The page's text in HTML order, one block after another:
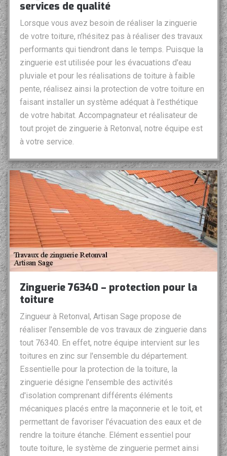
services de qualité
Lorsque vous avez besoin de réaliser la zinguerie
de votre toiture, n’hésitez pas à réaliser des travaux
performants qui tiendront dans le temps. Puisque la
zinguerie est utilisée pour les évacuations d'eau
pluviale et pour les réalisations de toiture à faible
pente, réalisez ainsi la protection de votre toiture en
faisant installer un système adéquat à l’esthétique
de votre habitat. Accompagnateur et réalisateur de
tout projet de zinguerie à Retonval, notre équipe est
à votre service.
Zinguerie 76340 – protection pour la
toiture
Zingueur à Retonval, Artisan Sage propose de
réaliser l'ensemble de vos travaux de zinguerie dans
tout 76340. En effet, notre équipe intervient sur les
toitures en zinc sur l'ensemble du département.
Essentielle pour la protection de la toiture, la
zinguerie désigne l'ensemble des activités
d'isolation comprenant différents éléments
mécaniques placés entre la maçonnerie et le toit, et
permettant de favoriser l'évacuation des eaux et de
rendre la toiture étanche. Elément essentiel pour
toute toiture, le système de zinguerie permet ainsi